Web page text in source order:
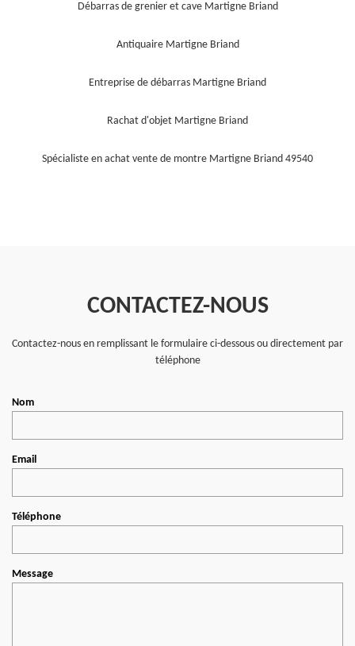
Débarras de grenier et cave Martigne Briand
Antiquaire Martigne Briand
Entreprise de débarras Martigne Briand
Rachat d'objet Martigne Briand
Spécialiste en achat vente de montre Martigne Briand 49540
CONTACTEZ-NOUS
Contactez-nous en remplissant le formulaire ci-dessous ou directement par
téléphone
Nom
Email
Téléphone
Message